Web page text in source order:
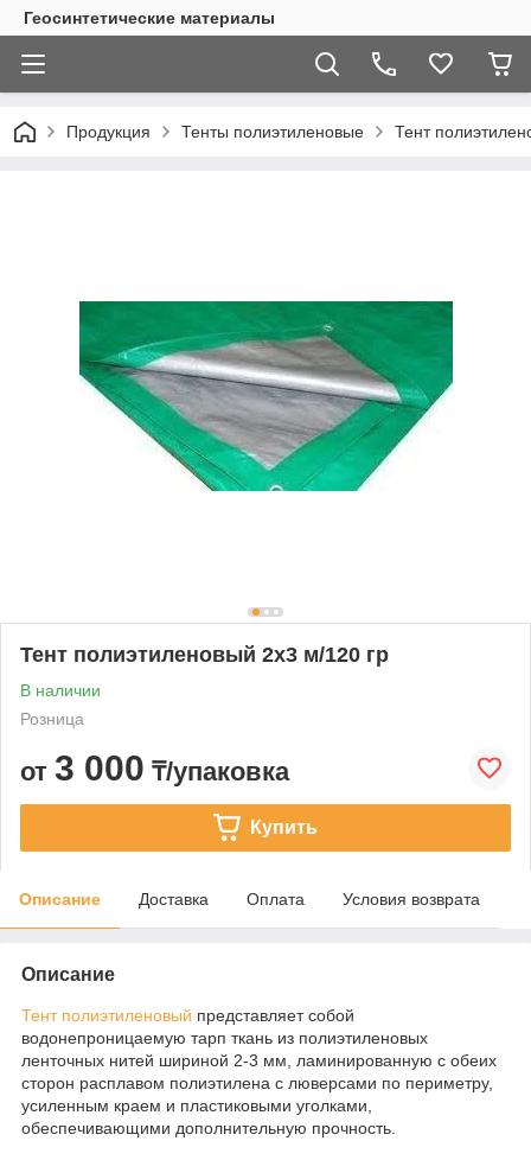
Геосинтетические материалы
Продукция Тенты полиэтиленовые Тент
Тент полиэтиленовый 2х3 м/120 гр
В наличии
Розница
от 3 000 ₸/упаковка
Купить
Описание Доставка Оплата Условия возврата
Описание
Тент полиэтиленовый представляет собой
водонепроницаемую тарп ткань из полиэтиленовых
ленточных нитей шириной 2-3 мм, ламинированную с обеих
сторон расплавом полиэтилена с люверсами по периметру,
усиленным краем и пластиковыми уголками,
обеспечивающими дополнительную прочность.